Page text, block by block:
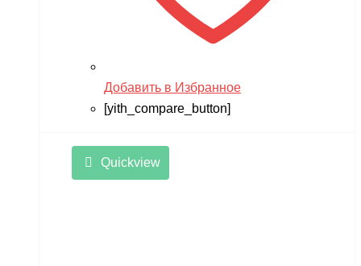
Добавить в Избранное
[yith_compare_button]
Quickview